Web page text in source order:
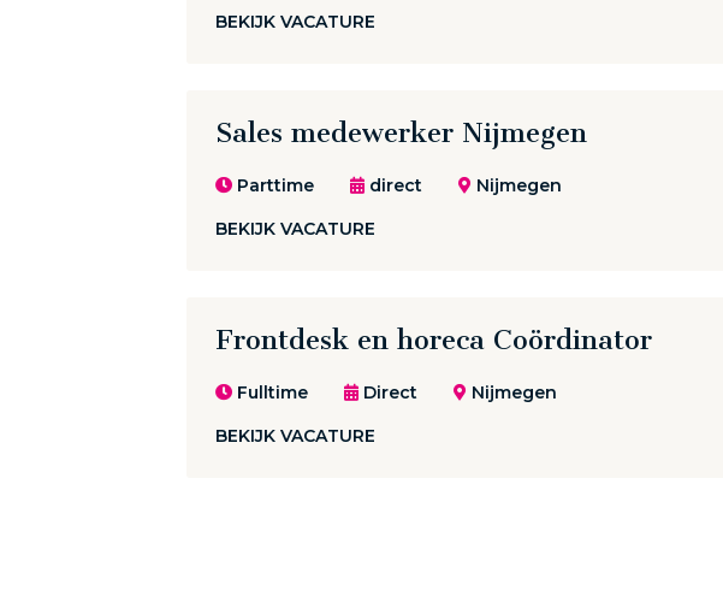
BEKIJK VACATURE
Sales medewerker Nijmegen
Parttime direct
Nijmegen
BEKIJK VACATURE
Frontdesk en horeca Coördinator
Fulltime Direct
Nijmegen
BEKIJK VACATURE